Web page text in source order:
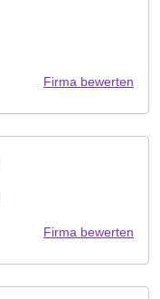
Firma bewerten
Firma bewerten